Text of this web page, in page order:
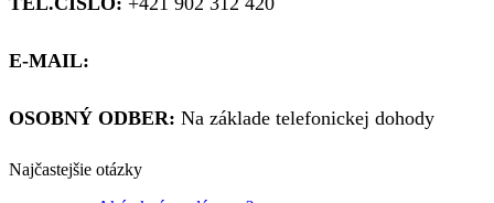
E-MAIL:
OSOBNÝ ODBER: Na základe telefonickej dohody
Najčastejšie otázky